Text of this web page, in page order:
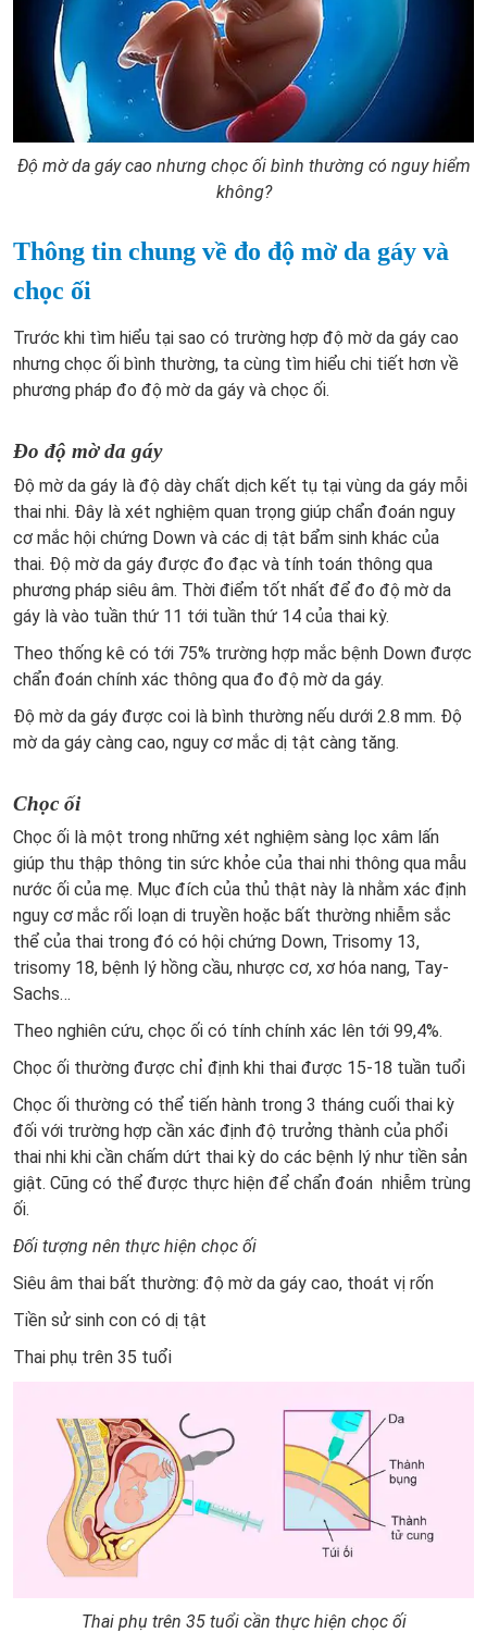
Độ mờ da gáy cao nhưng chọc ối bình thường có nguy hiểm
không?
Thông tin chung về đo độ mờ da gáy và
chọc ối
Trước khi tìm hiểu tại sao có trường hợp độ mờ da gáy cao
nhưng chọc ối bình thường, ta cùng tìm hiểu chi tiết hơn về
phương pháp đo độ mờ da gáy và chọc ối.
Đo độ mờ da gáy
Độ mờ da gáy là độ dày chất dịch kết tụ tại vùng da gáy mỗi
thai nhi. Đây là xét nghiệm quan trọng giúp chẩn đoán nguy
cơ mắc hội chứng Down và các dị tật bẩm sinh khác của
thai. Độ mờ da gáy được đo đạc và tính toán thông qua
phương pháp siêu âm. Thời điểm tốt nhất để đo độ mờ da
gáy là vào tuần thứ 11 tới tuần thứ 14 của thai kỳ.
Theo thống kê có tới 75% trường hợp mắc bệnh Down được
chẩn đoán chính xác thông qua đo độ mờ da gáy.
Độ mờ da gáy được coi là bình thường nếu dưới 2.8 mm. Độ
mờ da gáy càng cao, nguy cơ mắc dị tật càng tăng.
Chọc ối
Chọc ối là một trong những xét nghiệm sàng lọc xâm lấn
giúp thu thập thông tin sức khỏe của thai nhi thông qua mẫu
nước ối của mẹ. Mục đích của thủ thật này là nhằm xác định
nguy cơ mắc rối loạn di truyền hoặc bất thường nhiễm sắc
thể của thai trong đó có hội chứng Down, Trisomy 13,
trisomy 18, bệnh lý hồng cầu, nhược cơ, xơ hóa nang, Tay-
Sachs…
Theo nghiên cứu, chọc ối có tính chính xác lên tới 99,4%.
Chọc ối thường được chỉ định khi thai được 15-18 tuần tuổi
Chọc ối thường có thể tiến hành trong 3 tháng cuối thai kỳ
đối với trường hợp cần xác định độ trưởng thành của phổi
thai nhi khi cần chấm dứt thai kỳ do các bệnh lý như tiền sản
giật. Cũng có thể được thực hiện để chẩn đoán nhiễm trùng
ối.
Đối tượng nên thực hiện chọc ối
Siêu âm thai bất thường: độ mờ da gáy cao, thoát vị rốn
Tiền sử sinh con có dị tật
Thai phụ trên 35 tuổi
Thai phụ trên 35 tuổi cần thực hiện chọc ối